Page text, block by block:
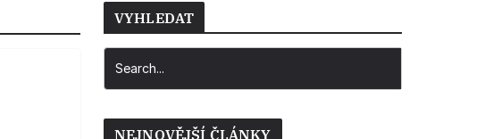
VYHLEDAT
NEJNOVĚJŠÍ ČLÁNKY